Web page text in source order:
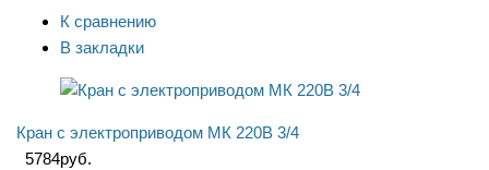
К сравнению
В закладки
Кран с электроприводом МК 220B 3/4
5784руб.